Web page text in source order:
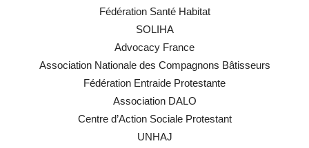
Fédération Santé Habitat
SOLIHA
Advocacy France
Association Nationale des Compagnons Bâtisseurs
Fédération Entraide Protestante
Association DALO
Centre d’Action Sociale Protestant
UNHAJ